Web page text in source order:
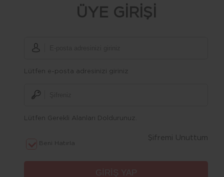
ÜYE GİRİŞİ
Lütfen e-posta adresinizi giriniz
Lütfen Gerekli Alanları Doldurunuz.
Beni Hatırla
Şifremi Unuttum